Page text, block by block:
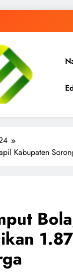
Berita Terbaik
Kabupaten